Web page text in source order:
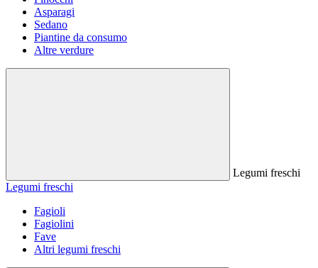
Asparagi
Sedano
Piantine da consumo
Altre verdure
Legumi freschi
Legumi freschi
Fagioli
Fagiolini
Fave
Altri legumi freschi